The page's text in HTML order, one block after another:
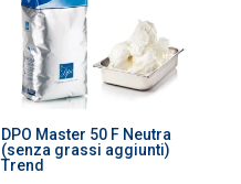
DPO Master 50 F Neutra
(senza grassi aggiunti)
Trend